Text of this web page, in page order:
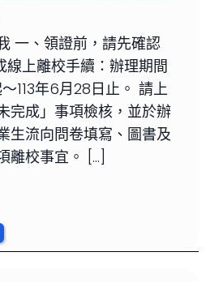
一、領證前，請先確認
線上離校手續：辦理期間
113年6月28日止。 請上
完成」事項檢核，並於辦
生流向問卷填寫、圖書及
離校事宜。 […]